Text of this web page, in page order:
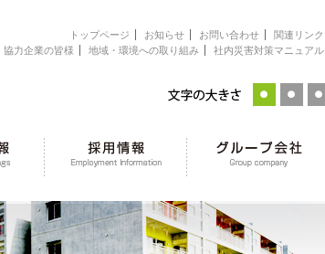
トップページ お知らせ お問い合わせ
関連リンク
協力企業の皆様
地域・環境への取り組み 社内災害対策マニュアル